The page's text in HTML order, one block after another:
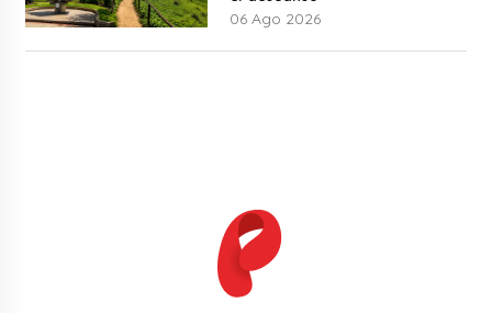
06 Ago 2026